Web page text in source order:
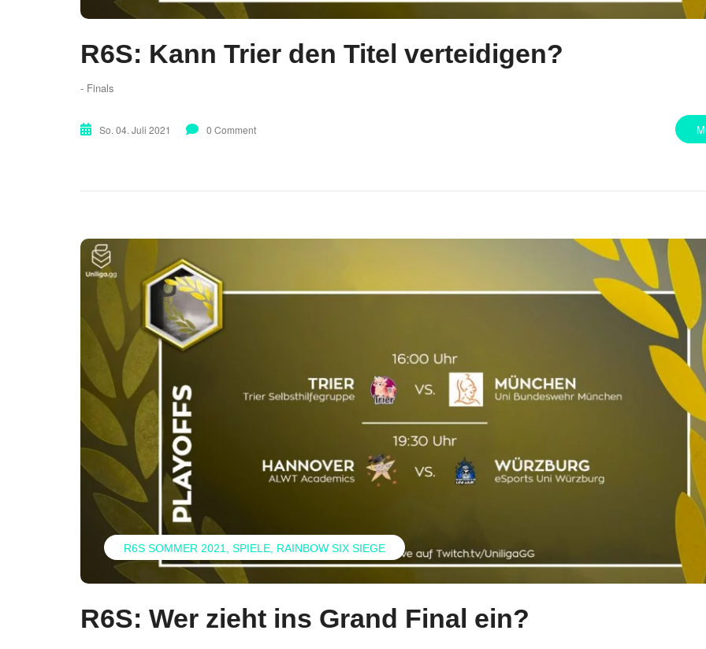
R6S: Kann Trier den Titel verteidigen?
- Finals
So. 04. Juli 2021 0 Comment
R6S SOMMER 2021 SPIELE RAINBOW SIX SIEGE
R6S: Wer zieht ins Grand Final ein?